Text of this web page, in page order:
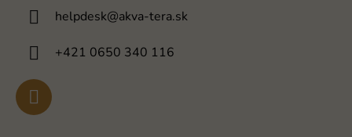
helpdesk@akva-tera.sk
+421 0650 340 116